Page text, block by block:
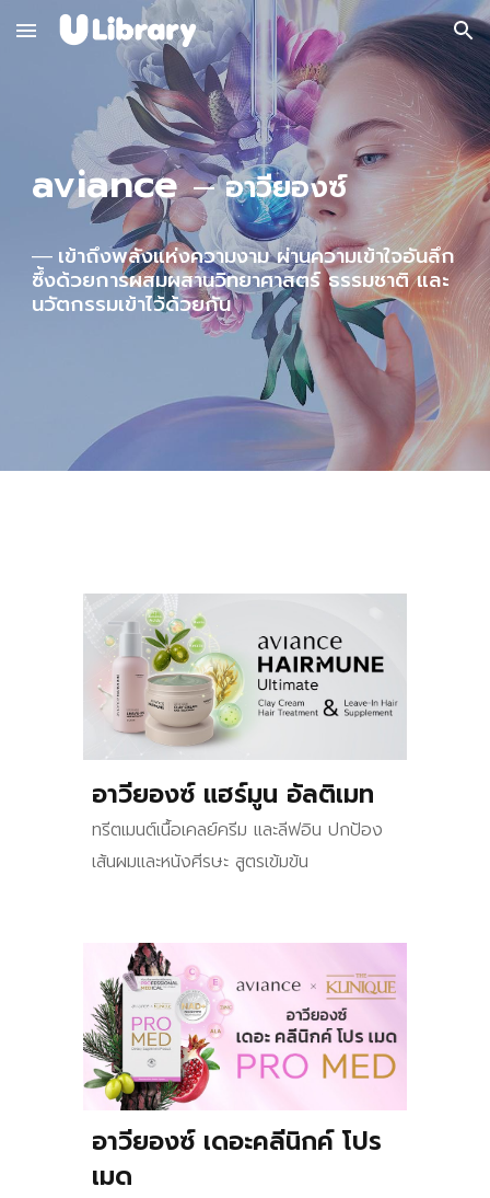
Skip to main content Skip to navigation
aviance — อาวียองซ์
— เข้าถึงพลังแห่งความงาม ผ่านความเข้าใจอันลึก
ซึ้งด้วยการผสมผสานวิทยาศาสตร์ ธรรมชาติ และ
นวัตกรรมเข้าไว้ด้วยกัน
อาวียองซ์ แฮร์มูน อัลติเมท
ทรีตเมนต์เนื้อเคลย์ครีม และลีฟอิน ปกป้อง
เส้นผมและหนังศีรษะ สูตรเข้มข้น
อาวียองซ์ เดอะคลีนิกค์ โปร
เมด